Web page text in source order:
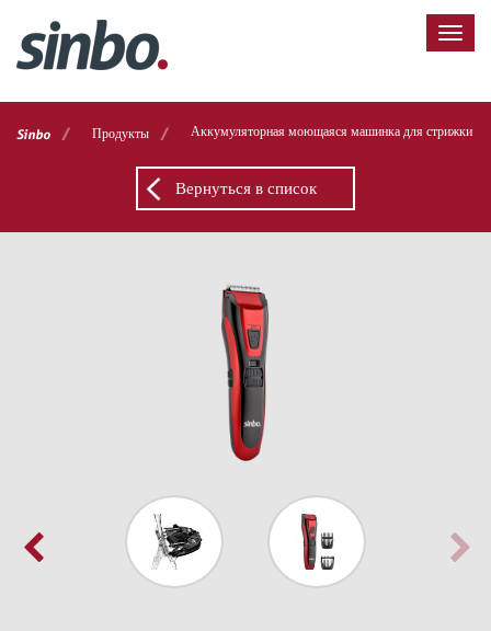
Sinbo / Продукты / Аккумуляторная моющаяся машинка для стрижки
Вернуться в список